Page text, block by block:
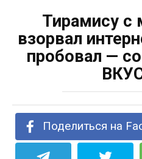
Тирамису с
взорвал
пробовал —
Поделиться на